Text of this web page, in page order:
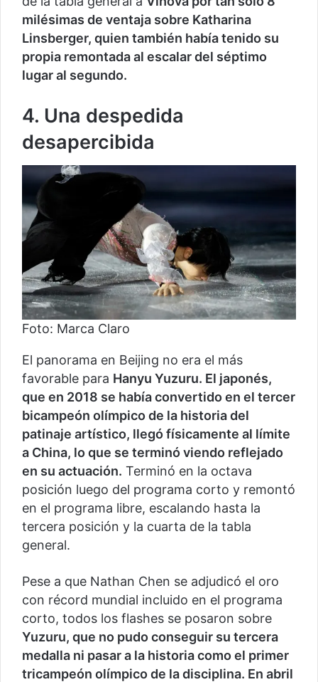
milésimas de ventaja sobre Katharina
Linsberger, quien también había tenido su
propia remontada al escalar del séptimo
lugar al segundo.
4. Una despedida
desapercibida
Foto: Marca Claro
El panorama en Beijing no era el más
favorable para Hanyu Yuzuru. El japonés,
que en 2018 se había convertido en el tercer
bicampeón olímpico de la historia del
patinaje artístico, llegó físicamente al límite
a China, lo que se terminó viendo reflejado
en su actuación. Terminó en la octava
posición luego del programa corto y remontó
en el programa libre, escalando hasta la
tercera posición y la cuarta de la tabla
general.
Pese a que Nathan Chen se adjudicó el oro
con récord mundial incluido en el programa
corto, todos los flashes se posaron sobre
Yuzuru, que no pudo conseguir su tercera
medalla ni pasar a la historia como el primer
tricampeón olímpico de la disciplina. En abril